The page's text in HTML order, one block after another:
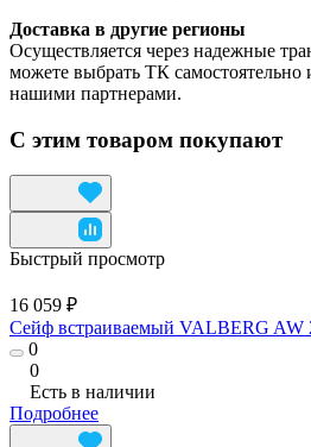
Доставка в другие регионы
Осуществляется через надежные
можете выбрать ТК самостоятельно
нашими партнерами.
С этим товаром покупают
Быстрый просмотр
16 059 ₽
Сейф встраиваемый VALBERG AW
0
0
Есть в наличии
Подробнее